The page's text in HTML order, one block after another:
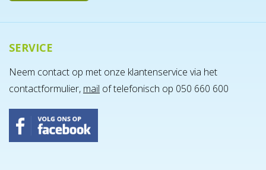
SERVICE
Neem contact op met onze klantenservice via het
contactformulier, mail of telefonisch op 050 660 600